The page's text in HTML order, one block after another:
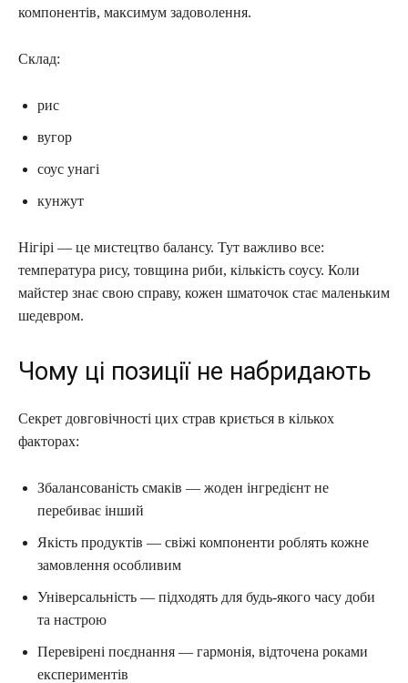
компонентів, максимум задоволення.
Склад:
рис
вугор
соус унагі
кунжут
Нігірі — це мистецтво балансу. Тут важливо все:
температура рису, товщина риби, кількість соусу. Коли
майстер знає свою справу, кожен шматочок стає маленьким
шедевром.
Чому ці позиції не набридають
Секрет довговічності цих страв криється в кількох
факторах:
Збалансованість смаків — жоден інгредієнт не
перебиває інший
Якість продуктів — свіжі компоненти роблять кожне
замовлення особливим
Універсальність — підходять для будь-якого часу доби
та настрою
Перевірені поєднання — гармонія, відточена роками
експериментів